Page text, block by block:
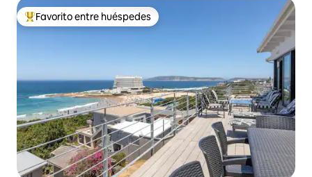
De los mejores en Favorito entre huéspedes
Favorito entre huéspedes